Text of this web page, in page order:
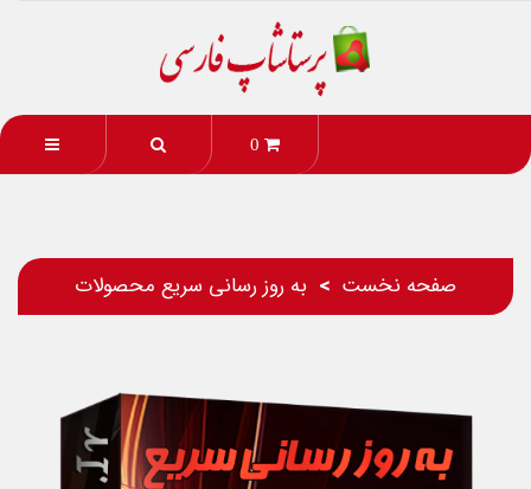
0
صفحه نخست به روز رسانی سریع محصولات